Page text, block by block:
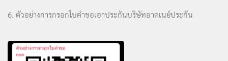
6. ตัวอย่างการกรอกใบคำขอเอาประกันบริษัทอาคเนย์ประกัน